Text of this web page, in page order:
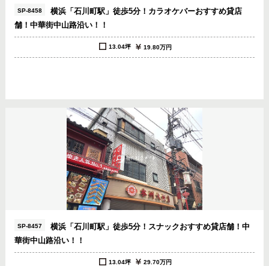
SP-8458
横浜「石川町駅」徒歩5分！カラオケバーおすすめ貸店
舗！中華街中山路沿い！！
13.04坪 19.80万円
SP-8457
横浜「石川町駅」徒歩5分！スナックおすすめ貸店舗！中
華街中山路沿い！！
13.04坪 29.70万円